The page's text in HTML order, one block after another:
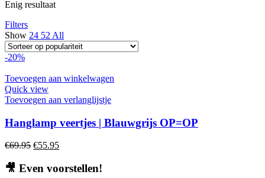
Enig resultaat
Filters
Show 24 52 All
-20%
Toevoegen aan winkelwagen
Quick view
Toevoegen aan verlanglijstje
Hanglamp veertjes | Blauwgrijs OP=OP
€69.95 Oorspronkelijke
was:
€55.95Huidige
is:
🎥 Even voorstellen!